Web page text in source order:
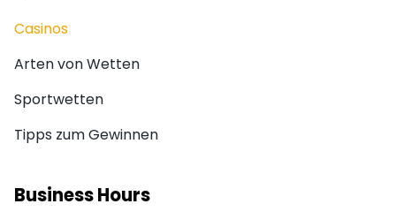
Casinos
Arten von Wetten
Sportwetten
Tipps zum Gewinnen
Business Hours